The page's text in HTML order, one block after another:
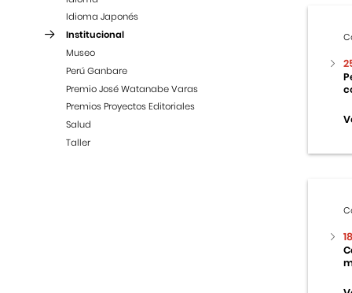
Idioma Japonés
Institucional
Museo
Perú Ganbare
Premio José Watanabe Varas
Premios Proyectos Editoriales
Salud
Taller